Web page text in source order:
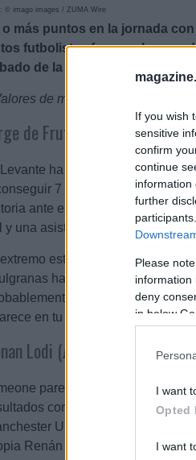
If you wish
sensitive
confirm
continue
information
further
Please
information
deny
in below
I want
Opted
I want
© imago images / ZUMA Wire
o más puntos en la jornada
futbolistas fueron algunos
de la jornada 26. ¡A fichar
de mercado a 26/02
de Frutos (Levante,
ha resurgido de sus
7 de los últimos 9
ante el Elche el jugador
y una asistencia por los que
está en un gran
ha repartido tres
se revalorice en los
en tu mercado.
Lodi (Atlético, defensa,
parece haber dado con la
con dos victorias
United. En el encuentro
Renán Lodi.